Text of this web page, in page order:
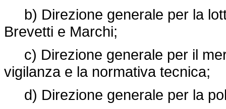
b) Direzione generale per la
Brevetti e Marchi;
c) Direzione generale per il
vigilanza e la normativa tecnica;
d) Direzione generale per la